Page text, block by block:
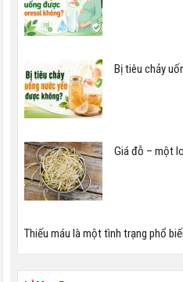
Bị tiêu chảy
Giá đỗ – một
Thiếu máu là một tình trạng phổ